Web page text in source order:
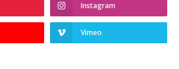
Instagram
Vimeo